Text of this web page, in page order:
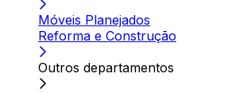
Móveis Planejados
Reforma e Construção
Outros departamentos